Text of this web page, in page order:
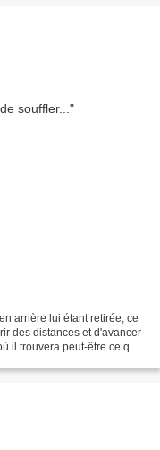
arrière lui étant retirée, ce
des distances et d'avancer
il trouvera peut-être ce qu'à